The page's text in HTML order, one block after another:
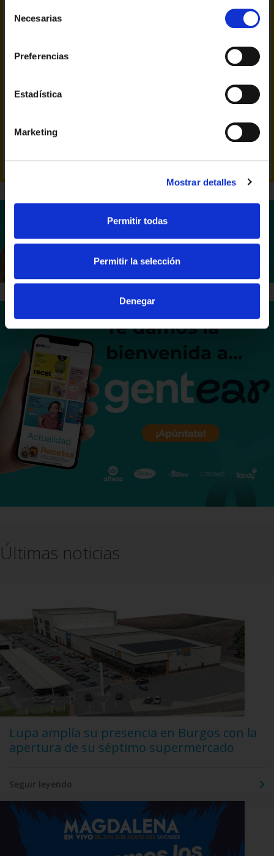
Necesarias
Preferencias
Estadística
Marketing
Mostrar detalles
Permitir todas
Permitir la selección
Denegar
Si continúas navegando por nuestra web, confirmas que has
Últimas noticias
Lupa amplía su presencia en Burgos con la
apertura de su séptimo supermercado
Seguir leyendo